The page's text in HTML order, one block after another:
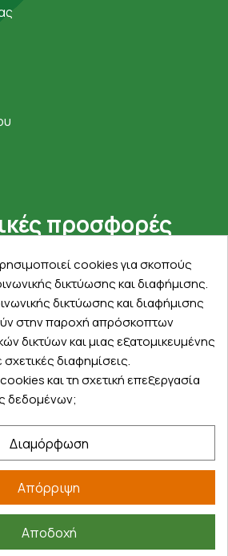
προσφορές
σας για να ενημερώνεστε
διαγωνισμούς, εκπτωτικούς
δώρα!
cookies για σκοπούς
δικτύωσης και διαφήμισης.
δικτύωσης και διαφήμισης
στην παροχή απρόσκοπτων
δικτύων και μιας εξατομικευμένης
διαφημίσεις.
και τη σχετική επεξεργασία
δεδομένων;
Διαμόρφωση
Απόρριψη
Αποδοχή